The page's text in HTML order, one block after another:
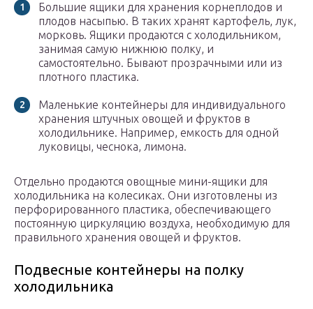
Большие ящики для хранения корнеплодов и
плодов насыпью. В таких хранят картофель, лук,
морковь. Ящики продаются с холодильником,
занимая самую нижнюю полку, и
самостоятельно. Бывают прозрачными или из
плотного пластика.
Маленькие контейнеры для индивидуального
хранения штучных овощей и фруктов в
холодильнике. Например, емкость для одной
луковицы, чеснока, лимона.
Отдельно продаются овощные мини-ящики для
холодильника на колесиках. Они изготовлены из
перфорированного пластика, обеспечивающего
постоянную циркуляцию воздуха, необходимую для
правильного хранения овощей и фруктов.
Подвесные контейнеры на полку
холодильника